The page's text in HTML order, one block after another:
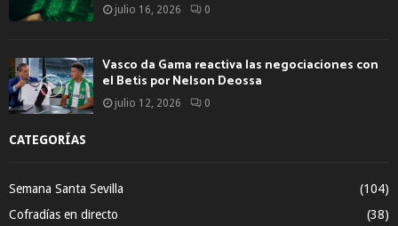
julio 16, 2026 0
Vasco da Gama reactiva las negociaciones con
el Betis por Nelson Deossa
julio 12, 2026 0
CATEGORÍAS
Semana Santa Sevilla
(104)
Cofradías en directo
(38)